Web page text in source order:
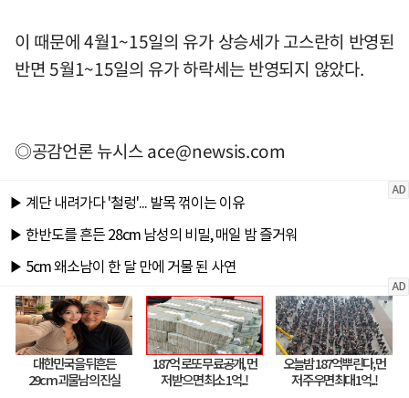
이 때문에 4월1~15일의 유가 상승세가 고스란히 반영된
반면 5월1~15일의 유가 하락세는 반영되지 않았다.
◎공감언론 뉴시스ace@newsis.com